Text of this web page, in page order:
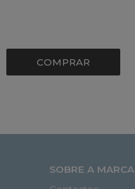
COMPRAR
SOBRE A MARCA